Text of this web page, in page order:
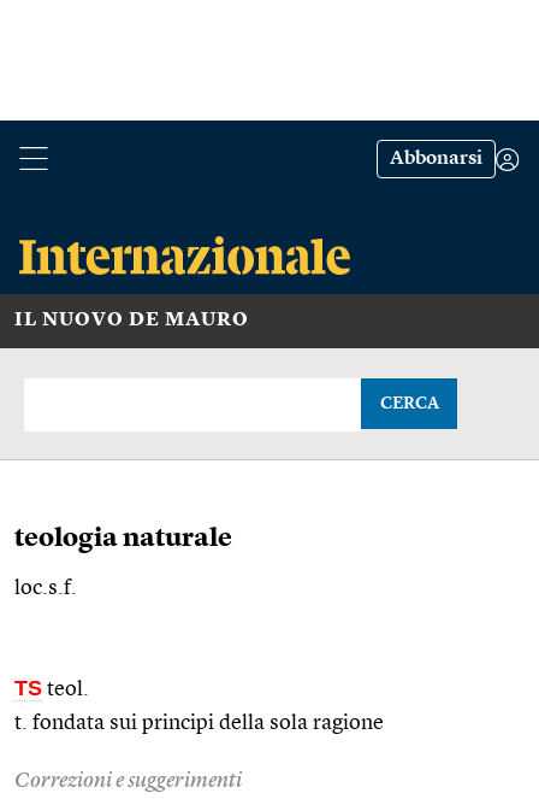
Abbonarsi
IL NUOVO DE MAURO
CERCA
teologia naturale
loc.s.f.
TS teol.
t. fondata sui principi della sola ragione
Correzioni e suggerimenti